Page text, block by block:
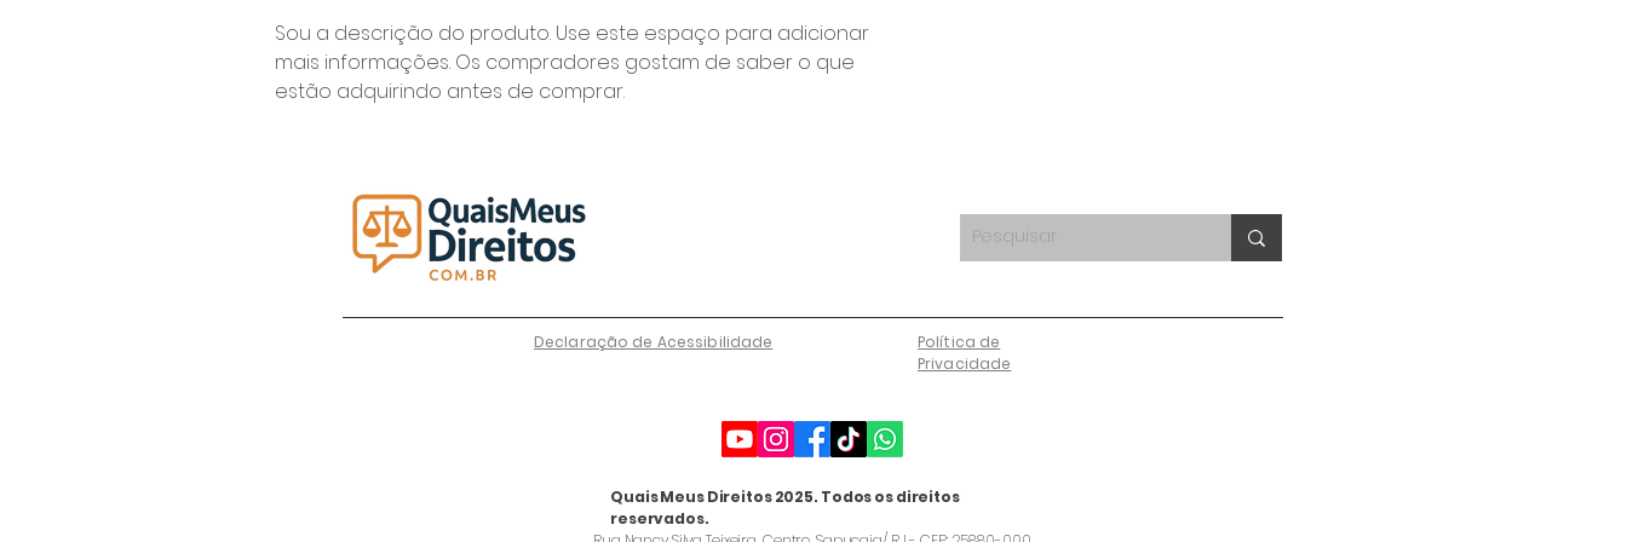
Sou a descrição do produto. Use este espaço para adicionar
mais informações. Os compradores gostam de saber o que
estão adquirindo antes de comprar.
Declaração de Acessibilidade
Política de
Privacidade
Quais Meus Direitos 2025. Todos os direitos
reservados.